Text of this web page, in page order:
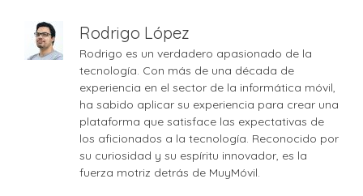
Rodrigo López
Rodrigo es un verdadero apasionado de la
tecnología. Con más de una década de
experiencia en el sector de la informática móvil,
ha sabido aplicar su experiencia para crear una
plataforma que satisface las expectativas de
los aficionados a la tecnología. Reconocido por
su curiosidad y su espíritu innovador, es la
fuerza motriz detrás de MuyMóvil.